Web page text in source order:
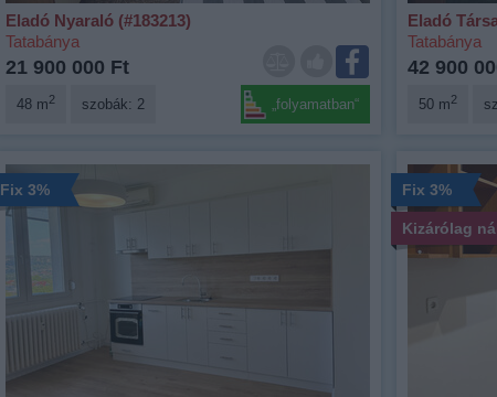
Eladó Nyaraló (#183213)
Tatabánya
21 900 000 Ft
48 m2 szobák: 2 „folyamatban“
Eladó
Tatabánya
42 900
50 m2
Fix 3% Fix 3%
Kizárólag